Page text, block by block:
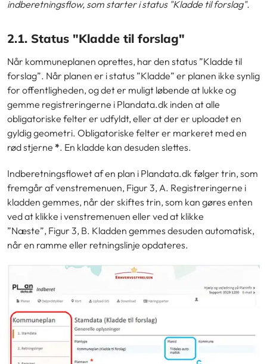
indberetningsflow, som starter i status "Kladde til forslag".
2.1. Status "Kladde til forslag"
Når kommuneplanen oprettes, har den status ”Kladde til
forslag”. Når planen er i status ”Kladde” er planen ikke synlig
for offentligheden, og det er muligt løbende at lukke og
gemme registreringerne i Plandata.dk inden at alle
obligatoriske felter er udfyldt, eller at der er uploadet en
gyldig geometri. Obligatoriske felter er markeret med en
rød stjerne *. En kladde kan desuden slettes.
Indberetningsflowet af en plan i Plandata.dk følger trin, som
fremgår af venstremenuen, Figur 3, A. Registreringerne i
kladden gemmes, når der skiftes trin, som kan gøres enten
ved at klikke i venstremenuen eller ved at klikke
”Næste”, Figur 3, B. Kladden gemmes desuden automatisk,
når en ramme eller retningslinje opdateres.